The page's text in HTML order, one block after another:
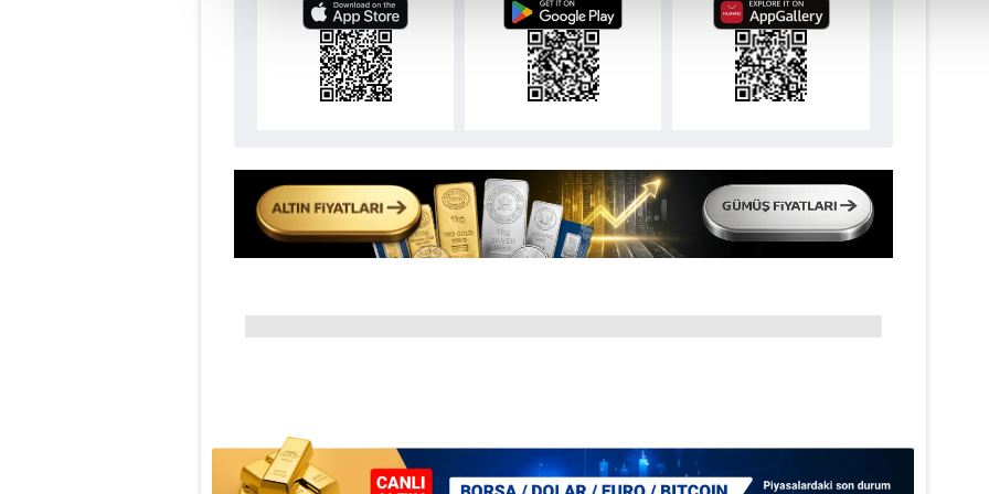
çerezler vasıtasıyla çeşitli kişisel verileriniz işlenmekte olup gerekli olan çerezler bilgi toplumu
amacıyla kullanılmaktadır. Diğer çerezler, sitemizin daha işlevsel kılınması ve
reklam/pazarlama faaliyetlerinin yapılması, amaçlarıyla sınırlı olarak açık rızanız dahilinde
6698 sayılı Kişisel Verilerin Korunması Kanunu uyarınca hazırlanmış Aydınlatma Metnimizi
mevzuata uygun olarak kullanılan çerezlerle ilgili bilgi almak için lütfentıklayınız